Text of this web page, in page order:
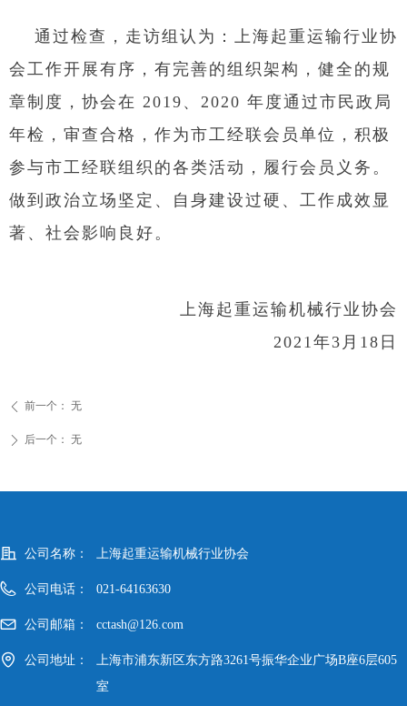
通过检查，走访组认为：上海起重运输行业协
会工作开展有序，有完善的组织架构，健全的规
章制度，协会在 2019、2020 年度通过市民政局
年检，审查合格，作为市工经联会员单位，积极
参与市工经联组织的各类活动，履行会员义务。
做到政治立场坚定、自身建设过硬、工作成效显
著、社会影响良好。
上海起重运输机械行业协会
2021年3月18日
ꄴ 前一个： 无
ꄲ 后一个： 无
公司名称： 上海起重运输机械行业协会
公司电话： 021-64163630
公司邮箱： cctash@126.com
公司地址：
上海市浦东新区东方路3261号振华企业广场B座6层605
室